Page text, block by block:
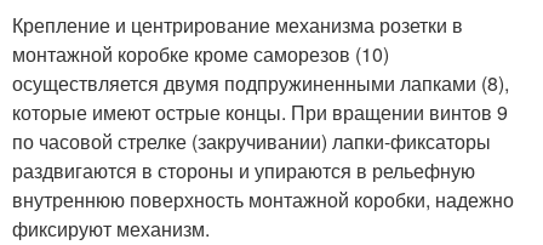
Крепление и центрирование механизма розетки в
монтажной коробке кроме саморезов (10)
осуществляется двумя подпружиненными лапками (8),
которые имеют острые концы. При вращении винтов 9
по часовой стрелке (закручивании) лапки-фиксаторы
раздвигаются в стороны и упираются в рельефную
внутреннюю поверхность монтажной коробки, надежно
фиксируют механизм.